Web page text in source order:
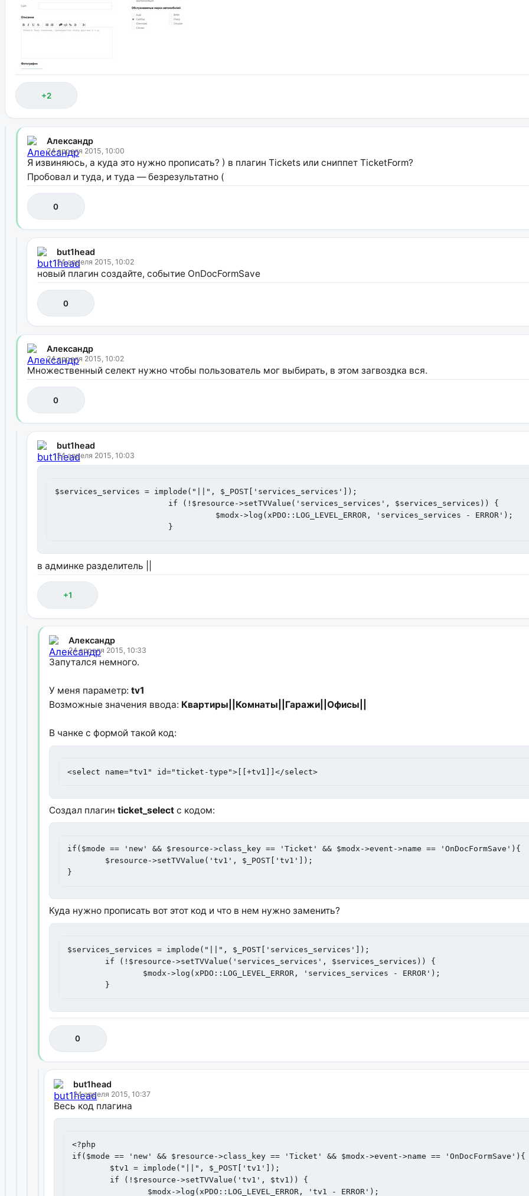
+2
Александр
24 апреля 2015, 10:00
Я извиняюсь, а куда это нужно прописать? ) в плагин Tickets или сниппет TicketForm?
Пробовал и туда, и туда — безрезультатно (
0
but1head
24 апреля 2015, 10:02
новый плагин создайте, событие OnDocFormSave
0
Александр
24 апреля 2015, 10:02
Множественный селект нужно чтобы пользователь мог выбирать, в этом загвоздка вся.
0
but1head
24 апреля 2015, 10:03
$services_services = implode("||", $_POST['services_services']);
			}
в админке разделитель ||
+1
Александр
24 апреля 2015, 10:33
Запутался немного.
У меня параметр:tv1
Возможные значения ввода: Квартиры||Комнаты||Гаражи||Офисы||
В чанке с формой такой код:
<select name="tv1" id="ticket-type">[[+tv1]]</select>
Создал плагинticket_select с кодом:
if($mode == 'new' && $resource->class_key == 'Ticket' && $modx->event->name == 'OnDocFormSave'){
}
Куда нужно прописать вот этот код и что в нем нужно заменить?
$services_services = implode("||", $_POST['services_services']);
	}
0
but1head
24 апреля 2015, 10:37
Весь код плагина
<?php
if($mode == 'new' && $resource->class_key == 'Ticket' && $modx->event->name == 'OnDocFormSave'){